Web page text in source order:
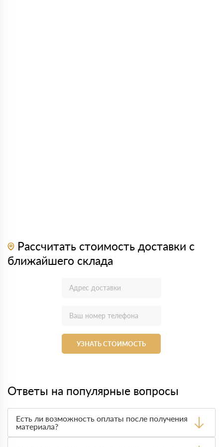
Рассчитать стоимость доставки с
ближайшего склада
УЗНАТЬ СТОИМОСТЬ
Ответы на популярные вопросы
Есть ли возможность оплаты после получения
материала?